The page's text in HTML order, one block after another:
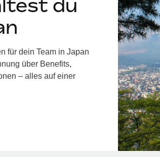
du
für dein Team in Japan
über Benefits,
– alles auf einer